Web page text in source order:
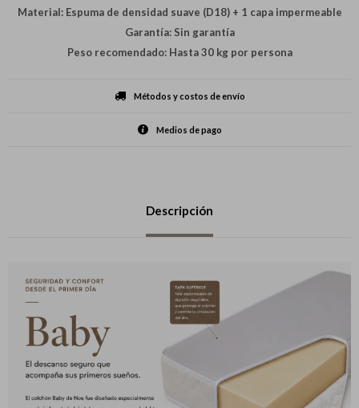
Material: Espuma de densidad suave (D18) + 1 capa impermeable
Garantía: Sin garantía
Peso recomendado: Hasta 30 kg por persona
Métodos y costos de envío
Medios de pago
Descripción